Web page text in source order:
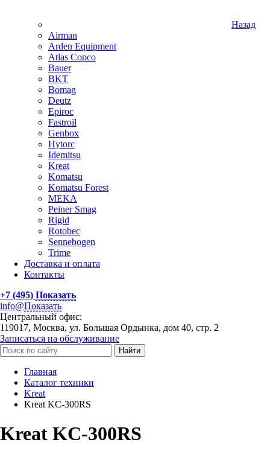
Назад
Airman
Arden Equipment
Atlas Сopco
Bauer
BKT
Bomag
Deutz
Epiroc
Fastroil
Genbox
Hytorc
Idemitsu
Kreat
Komatsu
Komatsu Forest
MEKA
Peiner Smag
Rigid
Rotobec
Sennebogen
Trime
Доставка и оплата
Контакты
+7 (495) Показать
info@Показать
Центральный офис:
119017, Москва, ул. Большая Ордынка, дом 40, стр. 2
Записаться на обслуживание
Найти
Главная
Каталог техники
Kreat
Kreat KC-300RS
Kreat KC-300RS